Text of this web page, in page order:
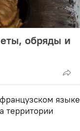
обряды и
языке
территории